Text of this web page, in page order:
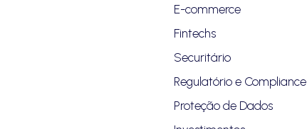
E-commerce
Fintechs
Securitário
Regulatório e Compliance
Proteção de Dados